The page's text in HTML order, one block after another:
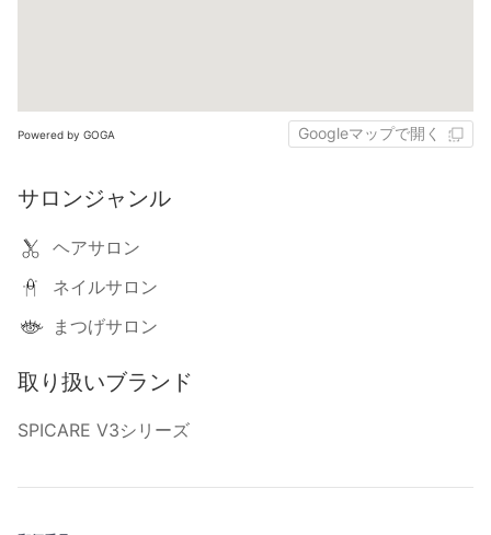
Powered by GOGA Googleマップで開く
サロンジャンル
ヘアサロン
ネイルサロン
まつげサロン
取り扱いブランド
SPICARE V3シリーズ